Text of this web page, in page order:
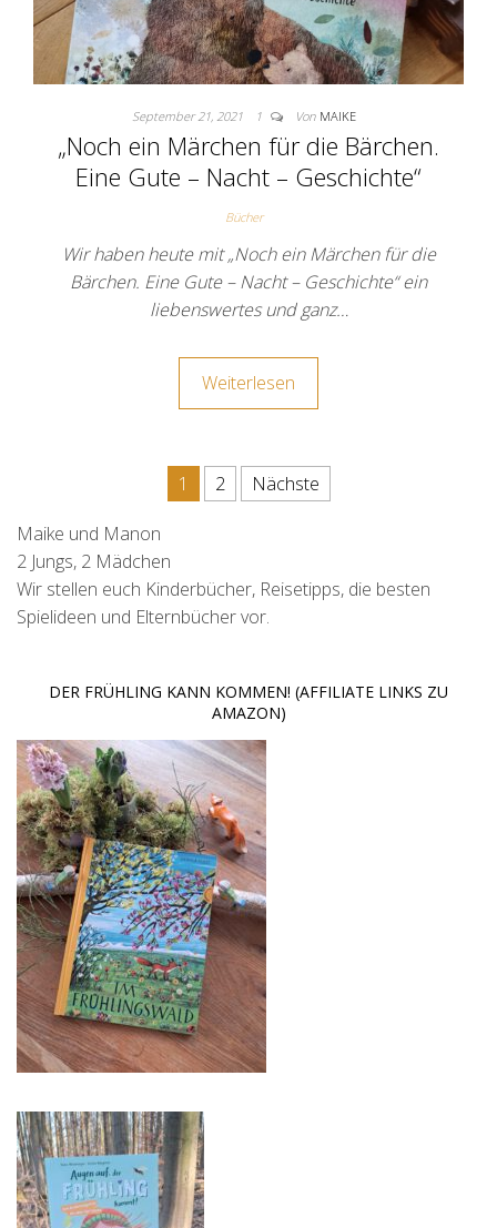
September 21, 2021 1 Von MAIKE
„Noch ein Märchen für die Bärchen.
Eine Gute – Nacht – Geschichte“
Bücher
Wir haben heute mit „Noch ein Märchen für die
Bärchen. Eine Gute – Nacht – Geschichte“ ein
liebenswertes und ganz…
Weiterlesen
Seitennummerierung der
1 2 Nächste
Maike und Manon
2 Jungs, 2 Mädchen
Wir stellen euch Kinderbücher, Reisetipps, die besten
Spielideen und Elternbücher vor.
DER FRÜHLING KANN KOMMEN! (AFFILIATE LINKS ZU
AMAZON)